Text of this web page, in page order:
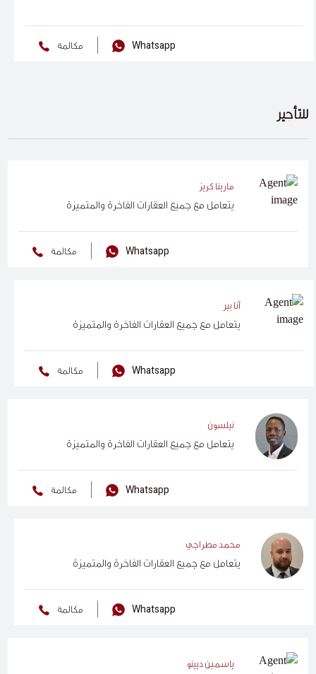
مكالمة Whatsapp
للتأجير
مارينا كريز
يتعامل مع جميع العقارات الفاخرة والمتميزة
مكالمة Whatsapp
آنا بير
يتعامل مع جميع العقارات الفاخرة والمتميزة
مكالمة Whatsapp
نيلسون
يتعامل مع جميع العقارات الفاخرة والمتميزة
مكالمة Whatsapp
محمد مطراجي
يتعامل مع جميع العقارات الفاخرة والمتميزة
مكالمة Whatsapp
ياسمين ديينو